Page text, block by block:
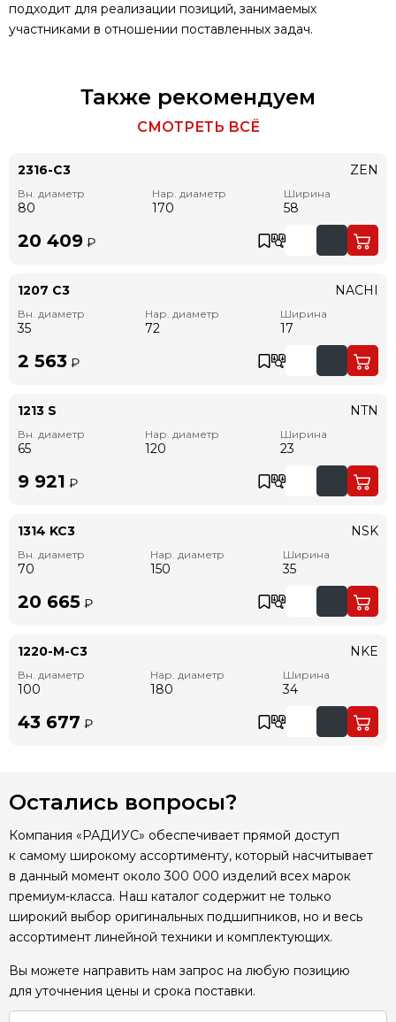
подходит для реализации позиций, занимаемых
участниками в отношении поставленных задач.
Также рекомендуем
СМОТРЕТЬ ВСЁ
2316-C3
Вн. диаметр
80
Нар. диаметр
170
Ширина
58
ZEN
20 409 ₽
1207 C3
Вн. диаметр
35
Нар. диаметр
72
Ширина
17
NACHI
2 563 ₽
1213 S
Вн. диаметр
65
Нар. диаметр
120
Ширина
23
NTN
9 921 ₽
1314 KC3
Вн. диаметр
70
Нар. диаметр
150
Ширина
35
NSK
20 665 ₽
1220-M-C3
Вн. диаметр
100
Нар. диаметр
180
Ширина
34
NKE
43 677 ₽
Остались вопросы?
Компания «РАДИУС» обеспечивает прямой доступ
к самому широкому ассортименту, который насчитывает
в данный момент около 300 000 изделий всех марок
премиум-класса. Наш каталог содержит не только
широкий выбор оригинальных подшипников, но и весь
ассортимент линейной техники и комплектующих.
Вы можете направить нам запрос на любую позицию
для уточнения цены и срока поставки.